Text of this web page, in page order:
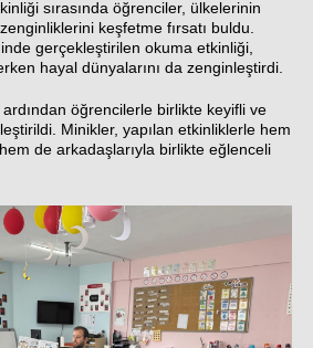
sırasında öğrenciler, ülkelerinin
keşfetme fırsatı buldu.
gerçekleştirilen okuma etkinliği,
hayal dünyalarını da zenginleştirdi.
öğrencilerle birlikte keyifli ve
Minikler, yapılan etkinliklerle hem
de arkadaşlarıyla birlikte eğlenceli